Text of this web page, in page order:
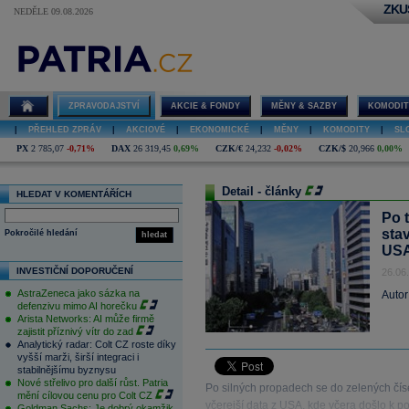
NEDĚLE 09.08.2026
ZPRAVODAJSTVÍ AKCIE & FONDY MĚNY & SAZBY
PŘEHLED ZPRÁV AKCIOVÉ EKONOMICKÉ MĚNY KOMODITY
PX 2 785,07 -0,71% DAX 26 319,45 0,69% CZK/€ 24,232 -0,02% CZK/$ 20,966 0,00%
HLEDAT V KOMENTÁŘÍCH
hledat
Pokročilé hledání
INVESTIČNÍ DOPORUČENÍ
AstraZeneca jako sázka na
defenzivu mimo AI horečku
Arista Networks: AI může firmě
zajistit příznivý vítr do zad
Analytický radar: Colt CZ roste díky
vyšší marži, širší integraci i
stabilnějšímu byznysu
Nové střelivo pro další růst. Patria
mění cílovou cenu pro Colt CZ
Detail - články
Po
Po silných propadech se do zelených
včerejší data z USA, kde včera došlo k